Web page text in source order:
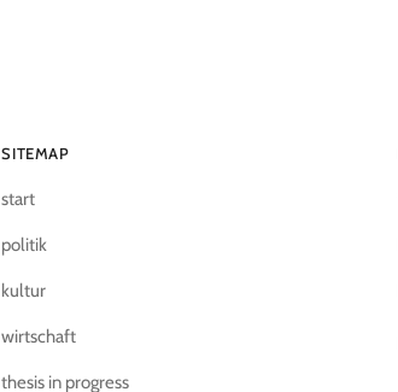
SITEMAP
start
politik
kultur
wirtschaft
thesis in progress